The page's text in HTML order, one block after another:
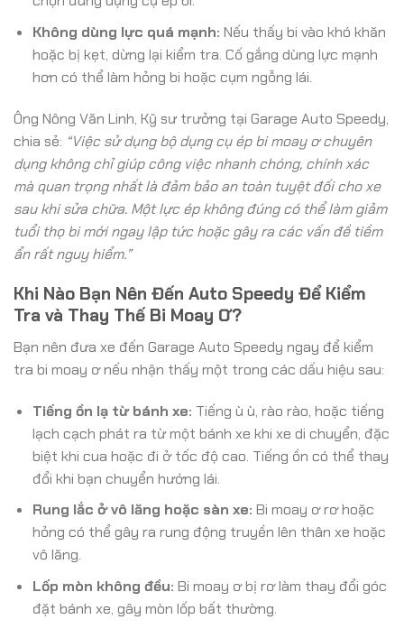
Không dùng lực quá mạnh: Nếu thấy bi vào khó khăn
hoặc bị kẹt, dừng lại kiểm tra. Cố gắng dùng lực mạnh
hơn có thể làm hỏng bi hoặc cụm ngỗng lái.
Ông Nông Văn Linh, Kỹ sư trưởng tại Garage Auto Speedy,
chia sẻ: “Việc sử dụng bộ dụng cụ ép bi moay ơ chuyên
dụng không chỉ giúp công việc nhanh chóng, chính xác
mà quan trọng nhất là đảm bảo an toàn tuyệt đối cho xe
sau khi sửa chữa. Một lực ép không đúng có thể làm giảm
tuổi thọ bi mới ngay lập tức hoặc gây ra các vấn đề tiềm
ẩn rất nguy hiểm.”
Khi Nào Bạn Nên Đến Auto Speedy Để Kiểm
Tra và Thay Thế Bi Moay Ơ?
Bạn nên đưa xe đến Garage Auto Speedy ngay để kiểm
tra bi moay ơ nếu nhận thấy một trong các dấu hiệu sau:
Tiếng ồn lạ từ bánh xe: Tiếng ù ù, rào rào, hoặc tiếng
lạch cạch phát ra từ một bánh xe khi xe di chuyển, đặc
biệt khi cua hoặc đi ở tốc độ cao. Tiếng ồn có thể thay
đổi khi bạn chuyển hướng lái.
Rung lắc ở vô lăng hoặc sàn xe: Bi moay ơ rơ hoặc
hỏng có thể gây ra rung động truyền lên thân xe hoặc
vô lăng.
Lốp mòn không đều: Bi moay ơ bị rơ làm thay đổi góc
đặt bánh xe, gây mòn lốp bất thường.